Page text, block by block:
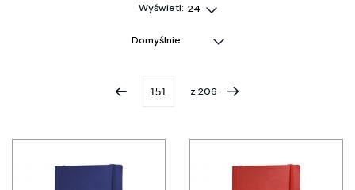
Wyświetl:
z 206